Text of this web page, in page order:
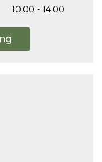
10.00 - 14.00